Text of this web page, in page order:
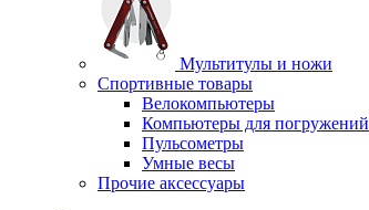
Мультитулы и ножи
Спортивные товары
Велокомпьютеры
Компьютеры для погружений
Пульсометры
Умные весы
Прочие аксессуары